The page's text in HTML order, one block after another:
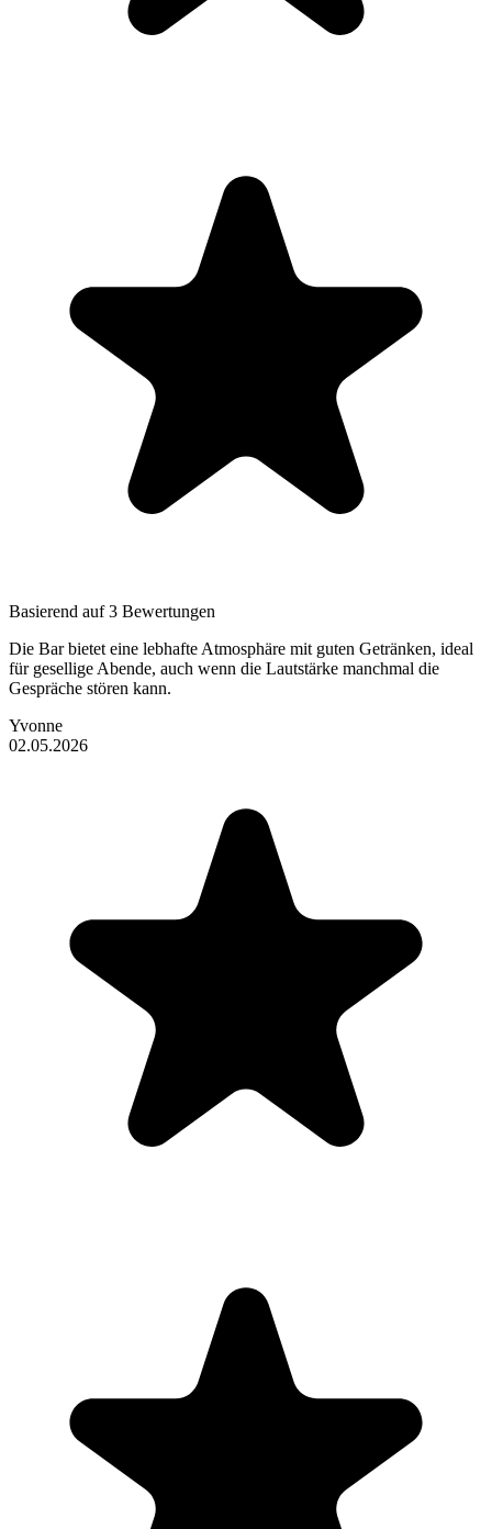
Basierend auf 3 Bewertungen
Die Bar bietet eine lebhafte Atmosphäre mit guten Getränken, ideal
für gesellige Abende, auch wenn die Lautstärke manchmal die
Gespräche stören kann.
Yvonne
02.05.2026